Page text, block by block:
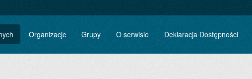
Organizacje Grupy O serwisie Deklaracja Dostępności